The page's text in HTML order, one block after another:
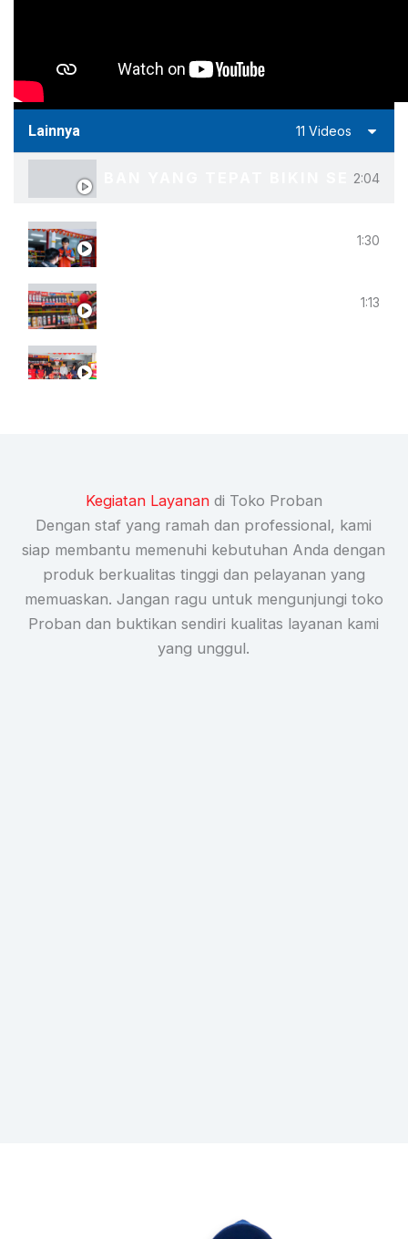
Lainnya 11 Videos
BAN YANG TEPAT BIKIN SETIAP
2:04
PROBAN PREMIUM CIATER 1:30
GRAND OPENING PROBAN 1:13
GRAND OPENING PROBAN RAWA
2:45
GRAND OPENING PROBAN ARIF
Kegiatan Layanan di Toko Proban
Dengan staf yang ramah dan professional, kami
siap membantu memenuhi kebutuhan Anda dengan
produk berkualitas tinggi dan pelayanan yang
memuaskan. Jangan ragu untuk mengunjungi toko
Proban dan buktikan sendiri kualitas layanan kami
yang unggul.